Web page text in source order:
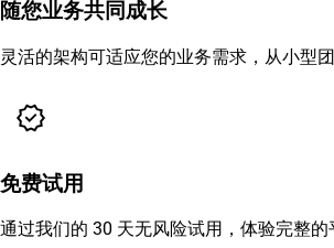
随您业务共同成长
灵活的架构可适应您的业务需求，从小型
verified
免费试用
通过我们的 30 天无风险试用，体验完整